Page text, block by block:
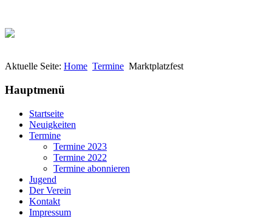
Aktuelle Seite: Home Termine Marktplatzfest
Hauptmenü
Startseite
Neuigkeiten
Termine
Termine 2023
Termine 2022
Termine abonnieren
Jugend
Der Verein
Kontakt
Impressum